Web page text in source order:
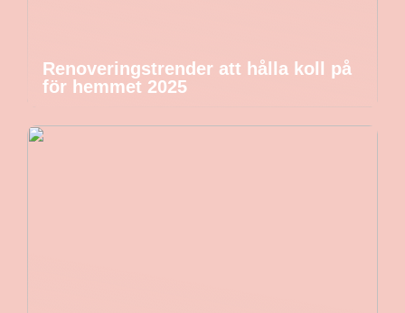
Renoveringstrender att hålla koll på
för hemmet 2025